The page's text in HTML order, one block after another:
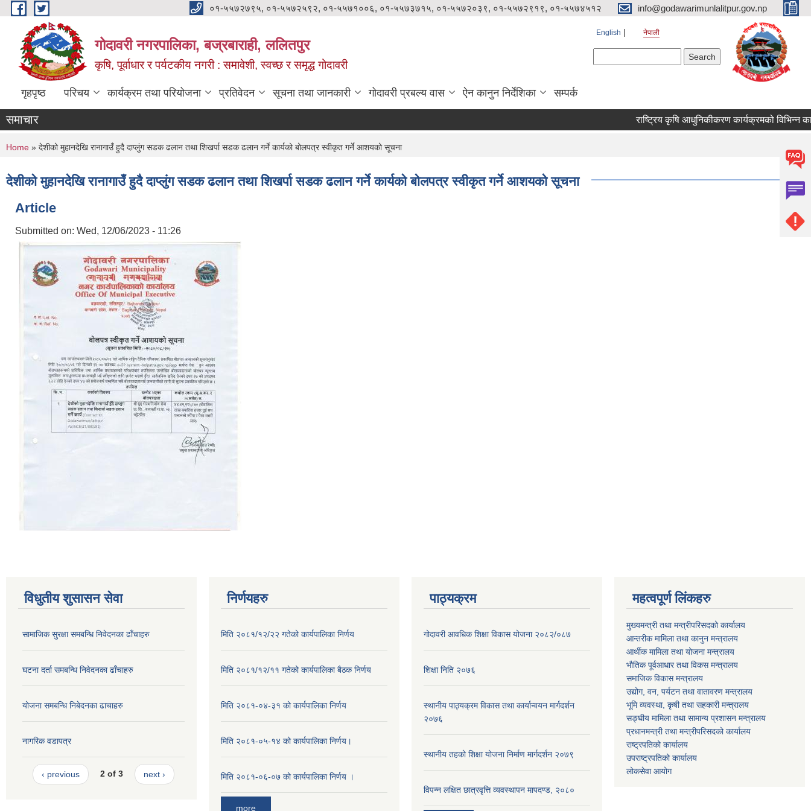
Skip to main content ०१-५५७२७९५, ०१-५५७२५९२, ०१-५५७१००६, ०१-५५७३७१५, ०१-५५७२०३९, ०१-५५७२९१९, ०१-५५७४५१२ info@godawarimunlalitpur.gov.np
गोदावरी नगरपालिका, बज्रबाराही, ललितपुर
कृषि, पूर्वाधार र पर्यटकीय नगरी : समावेशी, स्वच्छ र समृद्ध गोदावरी
English नेपाली
गृहपृष्ठ परिचय कार्यक्रम तथा परियोजना प्रतिवेदन सूचना तथा जानकारी गोदावरी प्रबल्य वास ऐन कानुन निर्देशिका सम्पर्क
समाचार
You are here
Home » देशीको मुहानदेखि रानागाउँ हुदै दाप्लुंग सडक ढलान तथा शिखर्पा सडक ढलान गर्ने कार्यको बोलपत्र स्वीकृत गर्ने आशयको सूचना
देशीको मुहानदेखि रानागाउँ हुदै दाप्लुंग सडक ढलान तथा शिखर्पा सडक ढलान गर्ने कार्यको बोलपत्र स्वीकृत गर्ने आशयको सूचना
Article
Submitted on: Wed, 12/06/2023 - 11:26
विधुतीय शुसासन सेवा
सामाजिक सुरक्षा समबन्धि निवेदनका ढाँचाहरु
घटना दर्ता समबन्धि निवेदनका ढाँचाहरु
योजना समबन्धि निबेदनका ढाचाहरु
नागरिक वडापत्र
‹ previous 2 of 3 next ›
निर्णयहरु
मिति २०८१/१२/२२ गतेको कार्यपालिका निर्णय
मिति २०८१/१२/११ गतेको कार्यपालिका बैठक निर्णय
मिति २०८१-०४-३१ को कार्यपालिका निर्णय
मिति २०८१-०५-१४ को कार्यपालिका निर्णय।
मिति २०८१-०६-०७ को कार्यपालिका निर्णय ।
more
पाठ्यक्रम
गोदावरी आवधिक शिक्षा विकास योजना २०८२/०८७
शिक्षा निति २०७६
स्थानीय पाठ्यक्रम विकास तथा कार्यान्वयन मार्गदर्शन
२०७६
स्थानीय तहको शिक्षा योजना निर्माण मार्गदर्शन २०७९
विपन्न लक्षित छात्रवृत्ति व्यवस्थापन मापदण्ड, २०८०
महत्वपूर्ण लिंकहरु
मुख्यमन्त्री तथा मन्त्रीपरिसदको कार्यालय
आन्तरीक मामिला तथा कानुन मन्त्रालय
आर्थीक मामिला तथा योजना मन्त्रालय
भौतिक पूर्वआधार तथा विकस मन्त्रालय
समाजिक विकास मन्त्रालय
उद्योग, वन, पर्यटन तथा वातावरण मन्त्रालय
भूमि व्यवस्था, कृषी तथा सहकारी मन्त्रालय
सङ्घीय मामिला तथा सामान्य प्रशासन मन्त्रालय
प्रधानमन्त्री तथा मन्त्रीपरिसदको कार्यालय
राष्ट्रपतिको कार्यालय
उपराष्ट्रपतिको कार्यालय
लोकसेवा आयोग